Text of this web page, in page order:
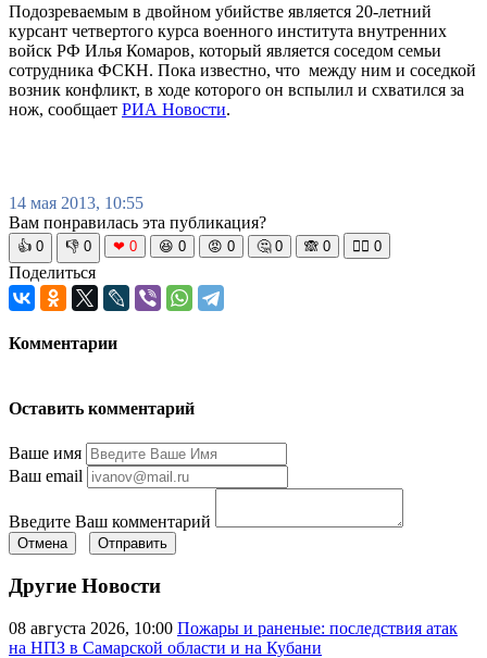
Подозреваемым в двойном убийстве является 20-летний
курсант четвертого курса военного института внутренних
войск РФ Илья Комаров, который является соседом семьи
сотрудника ФСКН. Пока известно, что между ним и соседкой
возник конфликт, в ходе которого он вспылил и схватился за
нож, сообщает РИА Новости.
14 мая 2013, 10:55
Вам понравилась эта публикация?
👍 0 👎 0 ❤ 0 😆 0 😡 0 🤔 0 🙈 0 🧘‍♀️ 0
Поделиться
Комментарии
Оставить комментарий
Ваше имя
Ваш email
Введите Ваш комментарий
Отмена Отправить
Другие Новости
08 августа 2026, 10:00 Пожары и раненые: последствия атак
на НПЗ в Самарской области и на Кубани